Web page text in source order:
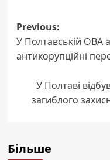
Post
navigation
Previous:
У Полтавській ОВА
антикорупційні
У Полтаві
загиблого
Більше